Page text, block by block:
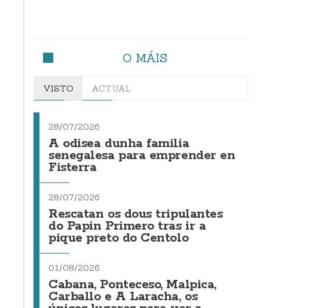
O MÁIS
VISTO ACTUAL
28/07/2026
A odisea dunha familia
senegalesa para emprender en
Fisterra
28/07/2026
Rescatan os dous tripulantes
do Papin Primero tras ir a
pique preto do Centolo
01/08/2026
Cabana, Ponteceso, Malpica,
Carballo e A Laracha, os